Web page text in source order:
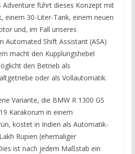
Adventure führt dieses Konzept mit
einem 30-Liter-Tank, einem neuen
und, im Fall unseres
Automated Shift Assistant (ASA)
macht den Kupplungshebel
den Betrieb als
oder als Vollautomatik.
Variante, die BMW R 1300 GS
Karakorum in einem
kostet in Indien als Automatik-
Rupien (ehemaliger
ist nach jedem Maßstab ein